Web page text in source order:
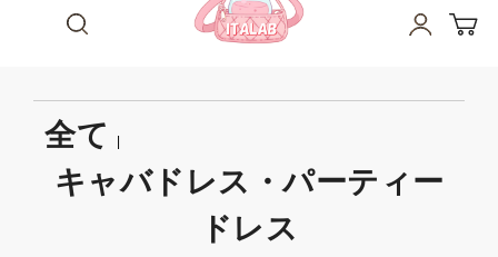
全て
キャバドレス・パーティー
ドレス